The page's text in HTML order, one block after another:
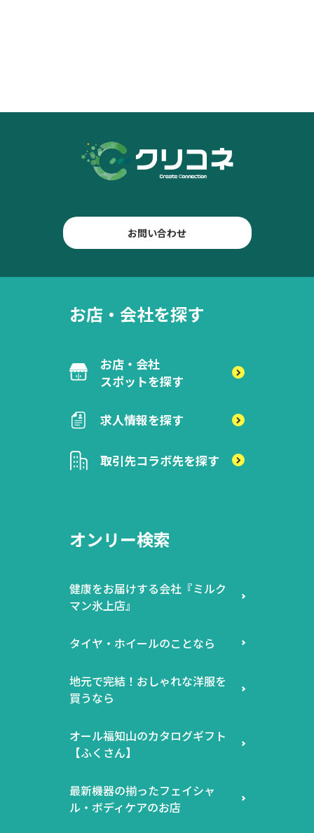
お問い合わせ
お店・会社を探す
お店・会社
スポットを探す
求人情報を探す
取引先コラボ先を探す
オンリー検索
健康をお届けする会社『ミルク
マン氷上店』
タイヤ・ホイールのことなら
地元で完結！おしゃれな洋服を
買うなら
オール福知山のカタログギフト
【ふくさん】
最新機器の揃ったフェイシャ
ル・ボディケアのお店